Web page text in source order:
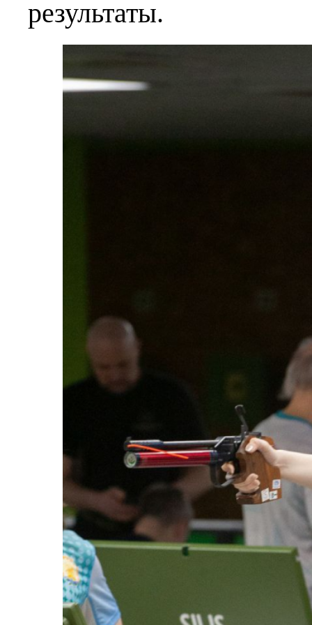
результаты.